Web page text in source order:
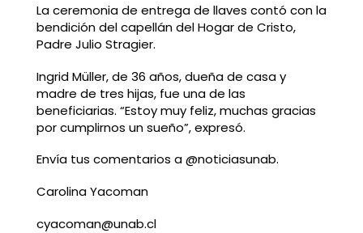
La ceremonia de entrega de llaves contó con la
bendición del capellán del Hogar de Cristo,
Padre Julio Stragier.
Ingrid Müller, de 36 años, dueña de casa y
madre de tres hijas, fue una de las
beneficiarias. “Estoy muy feliz, muchas gracias
por cumplirnos un sueño”, expresó.
Envía tus comentarios a @noticiasunab.
Carolina Yacoman
cyacoman@unab.cl